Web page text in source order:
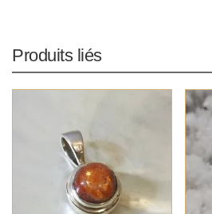
Produits liés